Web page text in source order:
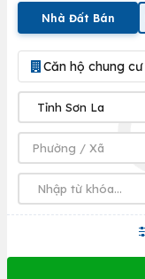
Nhà Đất Bán
Căn hộ chung cư